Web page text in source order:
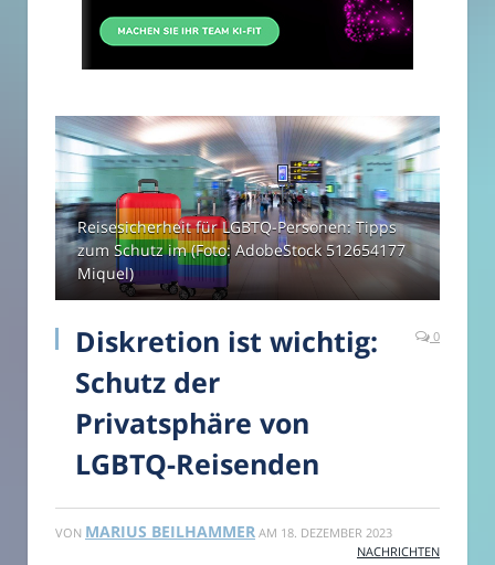
Reisesicherheit für LGBTQ-Personen: Tipps
zum Schutz im (Foto: AdobeStock 512654177
Miquel)
Diskretion ist wichtig:
Schutz der
Privatsphäre von
LGBTQ-Reisenden
0
VON MARIUS BEILHAMMER AM 18. DEZEMBER 2023
NACHRICHTEN